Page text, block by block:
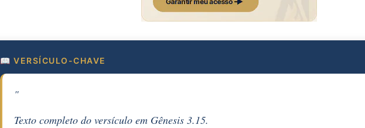
📖 VERSÍCULO-CHAVE
"
Texto completo do versículo em Gênesis 3.15.